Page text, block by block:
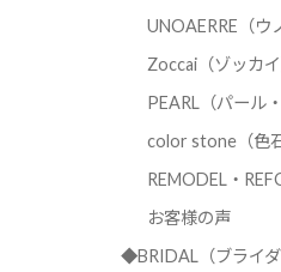
UNOAERRE（ウ
Zoccai（ゾッカイ
PEARL（パール・
color stone（色石
REMODEL・
お客様の声
◆BRIDAL（ブライダ